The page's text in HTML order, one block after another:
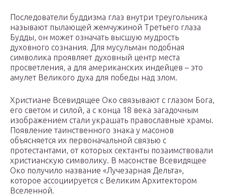
Последователи буддизма глаз внутри треугольника
называют пылающей жемчужиной Третьего глаза
Будды, он может означать высшую мудрость
духовного сознания. Для мусульман подобная
символика проявляет духовный центр места
просветления, а для американских индейцев – это
амулет Великого духа для победы над злом.
Христиане Всевидящее Око связывают с глазом Бога,
его светом и силой, а с конца 18 века загадочным
изображением стали украшать православные храмы.
Появление таинственного знака у масонов
объясняется их первоначальной связью с
протестантами, от которых сектанты позаимствовали
христианскую символику. В масонстве Всевидящее
Око получило название «Лучезарная Дельта»,
которое ассоциируется с Великим Архитектором
Вселенной.